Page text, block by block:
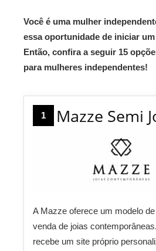
Você é uma mulher
essa oportunidade de iniciar
Então, confira a seguir 15
para mulheres independentes!
1 Mazze Semi
A Mazze oferece um modelo
venda de joias
recebe um site próprio